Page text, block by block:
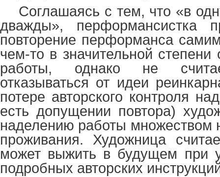
Соглашаясь с тем, что «в
дважды», перформансистка
повторение перформанса
чем-то в значительной
работы, однако не
отказываться от идеи
потере авторского контроля
есть допущении повтора)
наделению работы множеством
проживания. Художница
может выжить в будущем при
подробных авторских